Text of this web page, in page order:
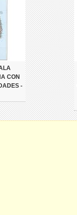
CON
-